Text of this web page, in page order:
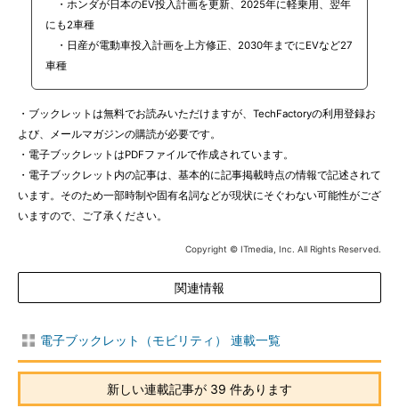
・ホンダが日本のEV投入計画を更新、2025年に軽乗用、翌年
にも2車種
・日産が電動車投入計画を上方修正、2030年までにEVなど27
車種
・ブックレットは無料でお読みいただけますが、TechFactoryの利用登録お
よび、メールマガジンの購読が必要です。
・電子ブックレットはPDFファイルで作成されています。
・電子ブックレット内の記事は、基本的に記事掲載時点の情報で記述されて
います。そのため一部時制や固有名詞などが現状にそぐわない可能性がござ
いますので、ご了承ください。
Copyright © ITmedia, Inc. All Rights Reserved.
関連情報
電子ブックレット（モビリティ） 連載一覧
新しい連載記事が 39 件あります